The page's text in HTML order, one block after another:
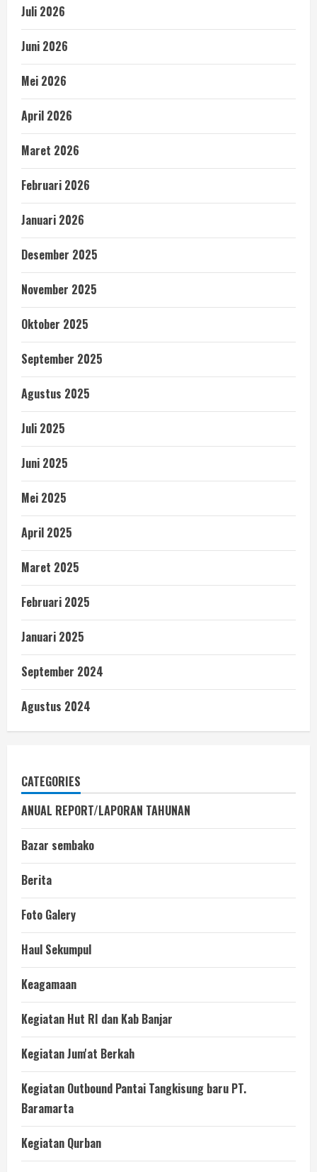
Juli 2026
Juni 2026
Mei 2026
April 2026
Maret 2026
Februari 2026
Januari 2026
Desember 2025
November 2025
Oktober 2025
September 2025
Agustus 2025
Juli 2025
Juni 2025
Mei 2025
April 2025
Maret 2025
Februari 2025
Januari 2025
September 2024
Agustus 2024
CATEGORIES
ANUAL REPORT/LAPORAN TAHUNAN
Bazar sembako
Berita
Foto Galery
Haul Sekumpul
Keagamaan
Kegiatan Hut RI dan Kab Banjar
Kegiatan Jum'at Berkah
Kegiatan Outbound Pantai Tangkisung baru PT.
Baramarta
Kegiatan Qurban